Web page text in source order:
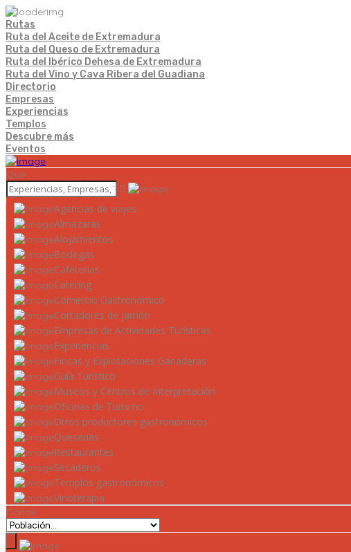
Rutas
Ruta del Aceite de Extremadura
Ruta del Queso de Extremadura
Ruta del Ibérico Dehesa de Extremadura
Ruta del Vino y Cava Ribera del Guadiana
Directorio
Empresas
Experiencias
Templos
Descubre más
Eventos
Qué
Agencias de viajes
Almazaras
Alojamientos
Bodegas
Cafeterías
Catering
Comercio Gastronómico
Cortadores de jamón
Empresas de Actividades Turísticas
Experiencias
Fincas y Explotaciones Ganaderas
Guía Turístico
Museos y Centros de Interpretación
Oficinas de Turismo
Otros productores gastronómicos
Queserías
Restaurantes
Secaderos
Templos gastronómicos
Vinoterapia
Dónde